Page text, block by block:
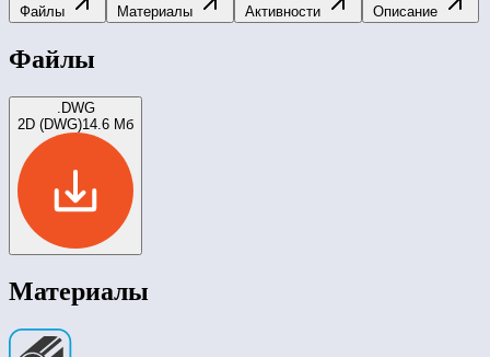
Файлы Материалы Активности Описание
Файлы
.DWG
2D (DWG)14.6 Мб
Материалы